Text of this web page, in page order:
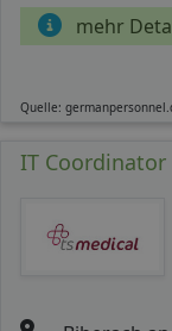
mehr
Quelle:
IT Coordinator